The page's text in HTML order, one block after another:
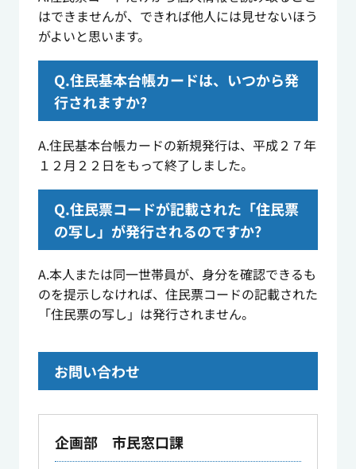
はできませんが、できれば他人には見せないほう
がよいと思います。
Q.住民基本台帳カードは、いつから発
行されますか?
A.住民基本台帳カードの新規発行は、平成２７年
１２月２２日をもって終了しました。
Q.住民票コードが記載された「住民票
の写し」が発行されるのですか?
A.本人または同一世帯員が、身分を確認できるも
のを提示しなければ、住民票コードの記載された
「住民票の写し」は発行されません。
お問い合わせ
企画部 市民窓口課